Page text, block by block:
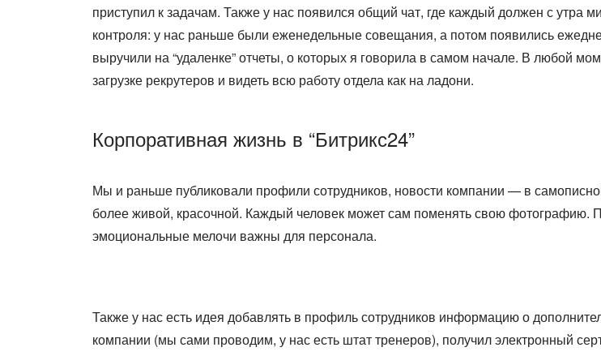
приступил к задачам. Также у нас появился общий чат, где каждый должен с
контроля: у нас раньше были еженедельные совещания, а потом появились
выручили на “удаленке” отчеты, о которых я говорила в самом начале. В любой
загрузке рекрутеров и видеть всю работу отдела как на ладони.
Корпоративная жизнь в “Битрикс24”
Мы и раньше публиковали профили сотрудников, новости компании — в
более живой, красочной. Каждый человек может сам поменять свою фотографию.
эмоциональные мелочи важны для персонала.
Также у нас есть идея добавлять в профиль сотрудников информацию о
компании (мы сами проводим, у нас есть штат тренеров), получил электронный